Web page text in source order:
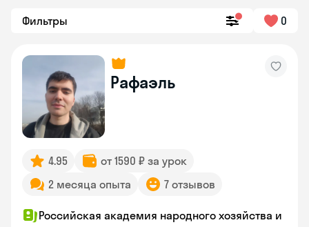
Фильтры 0
Рафаэль
4.95
от 1590 ₽ за урок
2 месяца опыта
7 отзывов
Российская академия народного хозяйства и